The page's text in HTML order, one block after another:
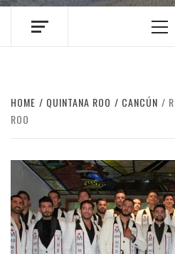
HOME QUINTANA ROO CANCÚN
ROO